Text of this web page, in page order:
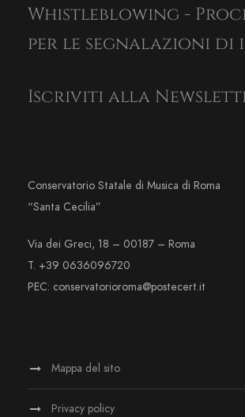
Whistleblowing -
per le segnalazioni
Iscriviti alla
Conservatorio Statale di Musica di Roma
“Santa Cecilia”
Via dei Greci, 18 – 00187 – Roma
T. +39 0636096720
PEC: conservatorioroma@postecert.it
Mappa del sito
Privacy policy